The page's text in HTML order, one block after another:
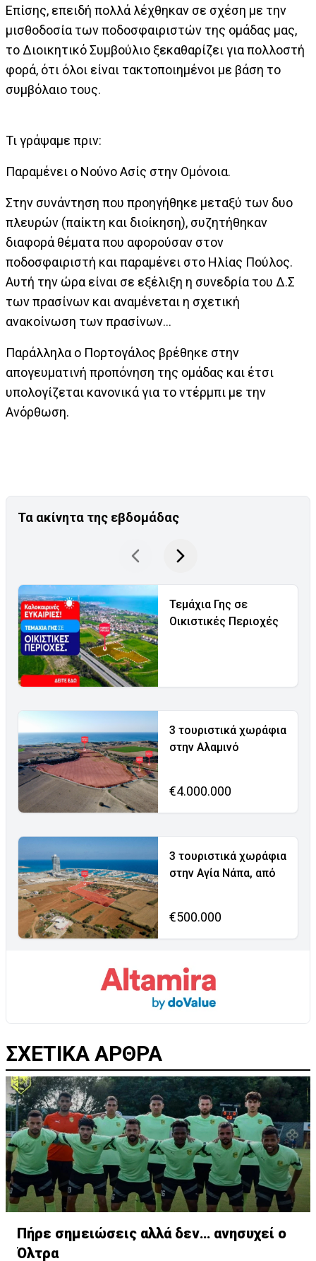
Επίσης, επειδή πολλά λέχθηκαν σε σχέση με την
μισθοδοσία των ποδοσφαιριστών της ομάδας μας,
το Διοικητικό Συμβούλιο ξεκαθαρίζει για πολλοστή
φορά, ότι όλοι είναι τακτοποιημένοι με βάση το
συμβόλαιο τους.
Τι γράψαμε πριν:
Παραμένει ο Νούνο Ασίς στην Ομόνοια.
Στην συνάντηση που προηγήθηκε μεταξύ των δυο
πλευρών (παίκτη και διοίκηση), συζητήθηκαν
διαφορά θέματα που αφορούσαν στον
ποδοσφαιριστή και παραμένει στο Ηλίας Πούλος.
Αυτή την ώρα είναι σε εξέλιξη η συνεδρία του Δ.Σ
των πρασίνων και αναμένεται η σχετική
ανακοίνωση των πρασίνων…
Παράλληλα ο Πορτογάλος βρέθηκε στην
απογευματινή προπόνηση της ομάδας και έτσι
υπολογίζεται κανονικά για το ντέρμπι με την
Ανόρθωση.
Τα ακίνητα της εβδομάδας
Τεμάχια Γης σε
Οικιστικές Περιοχές
3 τουριστικά χωράφια
στην Αλαμινό
€4.000.000
3 τουριστικά χωράφια
στην Αγία Νάπα, από
€500.000
ΣΧΕΤΙΚΑ ΑΡΘΡΑ
Πήρε σημειώσεις αλλά δεν… ανησυχεί ο
Όλτρα